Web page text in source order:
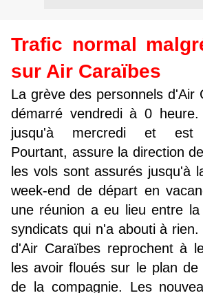
Trafic normal
sur Air Caraïbes
La grève des personnels d'Air
démarré vendredi à 0
jusqu'à mercredi et est
Pourtant, assure la direction
les vols sont assurés jusqu'à
week-end de départ en
une réunion a eu lieu entre
syndicats qui n'a abouti à
d'Air Caraïbes reprochent à
les avoir floués sur le plan de
de la compagnie. Les